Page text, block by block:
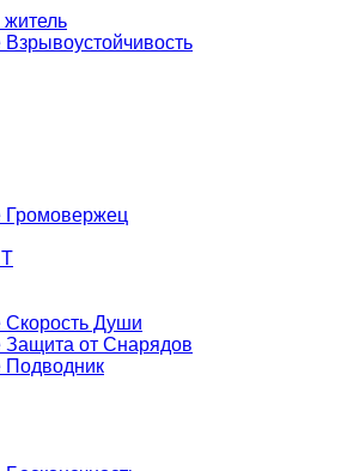
Громовержец
Скорость Души
Защита от Снарядов
Подводник